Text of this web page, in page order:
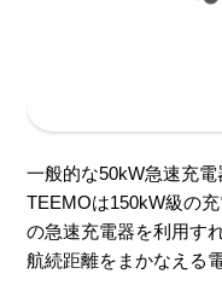
一般的な50kW急速充電
TEEMOは150kW級の
の急速充電器を利用す
航続距離をまかなえる